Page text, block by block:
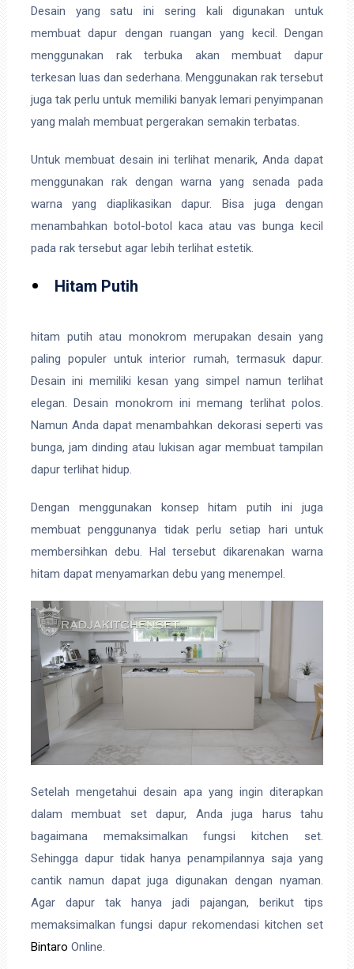
Desain yang satu ini sering kali digunakan untuk
membuat dapur dengan ruangan yang kecil. Dengan
menggunakan rak terbuka akan membuat dapur
terkesan luas dan sederhana. Menggunakan rak tersebut
juga tak perlu untuk memiliki banyak lemari penyimpanan
yang malah membuat pergerakan semakin terbatas.
Untuk membuat desain ini terlihat menarik, Anda dapat
menggunakan rak dengan warna yang senada pada
warna yang diaplikasikan dapur. Bisa juga dengan
menambahkan botol-botol kaca atau vas bunga kecil
pada rak tersebut agar lebih terlihat estetik.
Hitam Putih
hitam putih atau monokrom merupakan desain yang
paling populer untuk interior rumah, termasuk dapur.
Desain ini memiliki kesan yang simpel namun terlihat
elegan. Desain monokrom ini memang terlihat polos.
Namun Anda dapat menambahkan dekorasi seperti vas
bunga, jam dinding atau lukisan agar membuat tampilan
dapur terlihat hidup.
Dengan menggunakan konsep hitam putih ini juga
membuat penggunanya tidak perlu setiap hari untuk
membersihkan debu. Hal tersebut dikarenakan warna
hitam dapat menyamarkan debu yang menempel.
Setelah mengetahui desain apa yang ingin diterapkan
dalam membuat set dapur, Anda juga harus tahu
bagaimana memaksimalkan fungsi kitchen set.
Sehingga dapur tidak hanya penampilannya saja yang
cantik namun dapat juga digunakan dengan nyaman.
Agar dapur tak hanya jadi pajangan, berikut tips
memaksimalkan fungsi dapur rekomendasi kitchen set
Bintaro Online.